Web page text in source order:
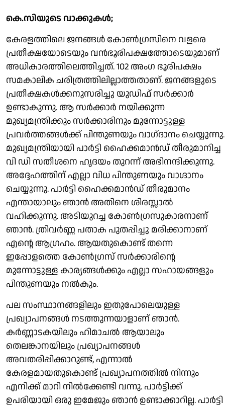
കെ.സിയുടെ വാക്കുകൾ;
കേരളത്തിലെ ജനങ്ങൾ കോൺഗ്രസിനെ വളരെ
പ്രതീക്ഷയോടെയും വൻഭൂരിപക്ഷത്തോടെയുമാണ്
അധികാരത്തിലെത്തിച്ചത്. 102 അംഗ ഭൂരിപക്ഷം
സമകാലിക ചരിത്രത്തിലില്ലാത്തതാണ്. ജനങ്ങളുടെ
പ്രതീക്ഷകൾക്കനുസരിച്ചു യുഡിഫ് സർക്കാർ
ഉണ്ടാകുന്നു. ആ സർക്കാർ നയിക്കുന്ന
മുഖ്യമന്ത്രിക്കും സർക്കാരിനും മുന്നോട്ടുള്ള
പ്രവർത്തങ്ങൾക്ക് പിന്തുണയും വാഗ്‌ദാനം ചെയ്യുന്നു.
മുഖ്യമന്ത്രിയായി പാർട്ടി ഹൈക്കമാൻഡ് തീരുമാനിച്ച
വി ഡി സതീശനെ ഹൃദയം തുറന്ന് അഭിനന്ദിക്കുന്നു.
അദ്ദേഹത്തിന് എല്ലാ വിധ പിന്തുണയും വാഗ്ദാനം
ചെയ്യുന്നു. പാർട്ടി ​ഹൈക്കമാൻഡ് തീരുമാനം
എന്തായാലും ഞാൻ അതിനെ ശിരസ്സാൽ
വഹിക്കുന്നു. അടിയുറച്ച കോൺ​ഗ്രസുകാരനാണ്
ഞാൻ. ത്രിവർണ്ണ പതാക പുതപ്പിച്ചു മരിക്കാനാണ്
എന്റെ ആഗ്രഹം. ആയതുകൊണ്ട് തന്നെ
ഇപ്പോളത്തെ കോൺഗ്രസ് സർക്കാരിന്റെ
മുന്നോട്ടുള്ള കാര്യങ്ങൾക്കും എല്ലാ സഹായങ്ങളും
പിന്തുണയും നൽകും.
പല സംസ്ഥാനങ്ങളിലും ഇതുപോലെയുള്ള
പ്രഖ്യാപനങ്ങൾ നടത്തുന്നയാളാണ് ഞാൻ.
കർണ്ണാടകയിലും ഹിമാചൽ ആയാലും
തെലങ്കാനയിലും പ്രഖ്യാപനങ്ങൾ
അവതരിപ്പിക്കാറുണ്ട്, എന്നാൽ
കേരളമായതുകൊണ്ട് പ്രഖ്യാപനത്തിൽ നിന്നും
എനിക്ക് മാറി നിൽക്കേണ്ടി വന്നു. പാർട്ടിക്ക്
ഉപരിയായി ഒരു ഇമേജും ഞാൻ ഉണ്ടാക്കാറില്ല. പാർ‌ട്ടി